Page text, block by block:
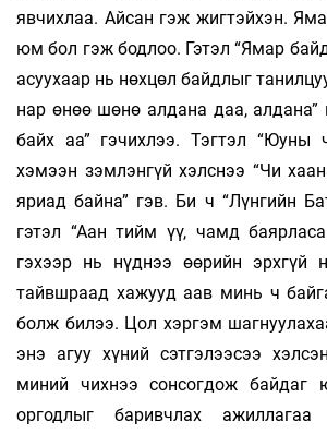
явчихлаа. Айсан гэж жигтэйхэн.
юм бол гэж бодлоо. Гэтэл “Ямар
асуухаар нь нөхцөл байдлыг
нар өнөө шөнө алдана даа, алдана”
байх аа” гэчихлээ. Тэгтэл “Юуны
хэмээн зэмлэнгүй хэлснээ “Чи
яриад байна” гэв. Би ч “Лүнгийн
гэтэл “Аан тийм үү, чамд
гэхээр нь нүднээ өөрийн эрхгүй
тайвшраад хажууд аав минь ч
болж билээ. Цол хэргэм
энэ агуу хүний сэтгэлээсээ
миний чихнээ сонсогдож байдаг
оргодлыг баривчлах ажиллагаа